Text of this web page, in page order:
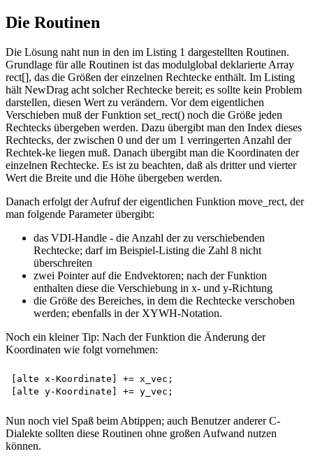
Die Routinen
Die Lösung naht nun in den im Listing 1 dargestellten Routinen.
Grundlage für alle Routinen ist das modulglobal deklarierte Array
rect[], das die Größen der einzelnen Rechtecke enthält. Im Listing
hält NewDrag acht solcher Rechtecke bereit; es sollte kein Problem
darstellen, diesen Wert zu verändern. Vor dem eigentlichen
Verschieben muß der Funktion set_rect() noch die Größe jeden
Rechtecks übergeben werden. Dazu übergibt man den Index dieses
Rechtecks, der zwischen 0 und der um 1 verringerten Anzahl der
Rechtek-ke liegen muß. Danach übergibt man die Koordinaten der
einzelnen Rechtecke. Es ist zu beachten, daß als dritter und vierter
Wert die Breite und die Höhe übergeben werden.
Danach erfolgt der Aufruf der eigentlichen Funktion move_rect, der
man folgende Parameter übergibt:
das VDI-Handle - die Anzahl der zu verschiebenden
Rechtecke; darf im Beispiel-Listing die Zahl 8 nicht
überschreiten
zwei Pointer auf die Endvektoren; nach der Funktion
enthalten diese die Verschiebung in x- und y-Richtung
die Größe des Bereiches, in dem die Rechtecke verschoben
werden; ebenfalls in der XYWH-Notation.
Noch ein kleiner Tip: Nach der Funktion die Änderung der
Koordinaten wie folgt vornehmen:
[alte x-Koordinate] += x_vec;
Nun noch viel Spaß beim Abtippen; auch Benutzer anderer C-
Dialekte sollten diese Routinen ohne großen Aufwand nutzen
können.